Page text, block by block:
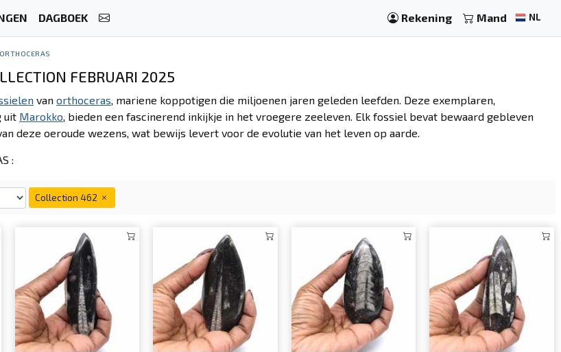
DAGBOEK Rekening Mand NL
ORTHOCERAS
FEBRUARI 2025
van orthoceras, mariene koppotigen die miljoenen jaren geleden leefden. Deze exemplaren,
uit Marokko, bieden een fascinerend inkijkje in het vroegere zeeleven. Elk fossiel bevat bewaard gebleven
deze oeroude wezens, wat bewijs levert voor de evolutie van het leven op aarde.
:
Collection 462